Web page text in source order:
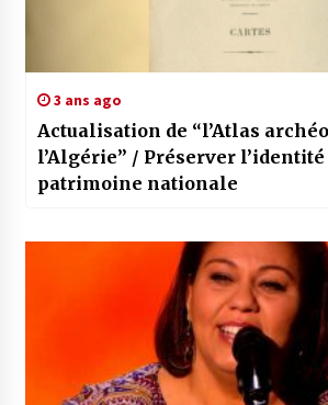
3 ans ago
Actualisation de “l’Atlas
l’Algérie” / Préserver
patrimoine nationale